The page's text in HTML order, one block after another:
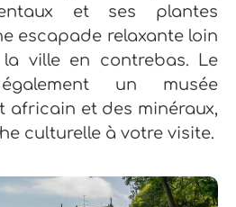
et ses plantes
escapade relaxante loin
ville en contrebas.
Le
un musée
africain et des minéraux,
culturelle à votre visite.